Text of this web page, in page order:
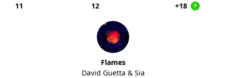
11 12 +18
Flames
David Guetta & Sia